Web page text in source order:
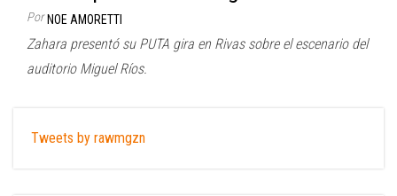
Por NOE AMORETTI
Zahara presentó su PUTA gira en Rivas sobre el escenario del
auditorio Miguel Ríos.
Tweets by rawmgzn